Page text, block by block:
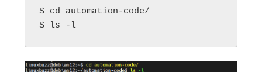
$ cd automation-code/
$ ls -l